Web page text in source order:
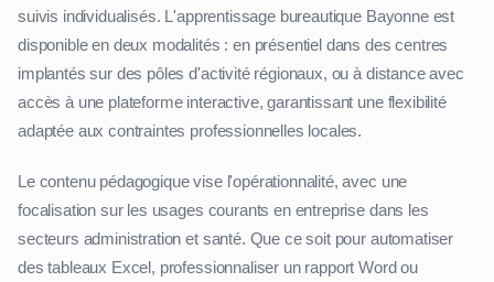
suivis individualisés. L'apprentissage bureautique Bayonne est
disponible en deux modalités : en présentiel dans des centres
implantés sur des pôles d'activité régionaux, ou à distance avec
accès à une plateforme interactive, garantissant une flexibilité
adaptée aux contraintes professionnelles locales.
Le contenu pédagogique vise l'opérationnalité, avec une
focalisation sur les usages courants en entreprise dans les
secteurs administration et santé. Que ce soit pour automatiser
des tableaux Excel, professionnaliser un rapport Word ou